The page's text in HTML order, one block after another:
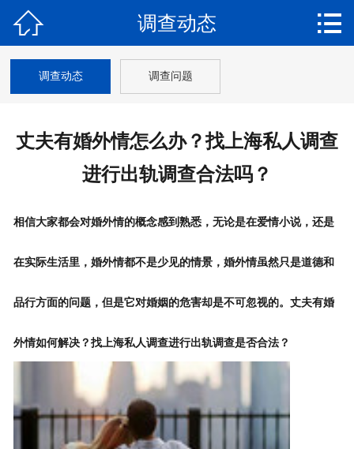
调查新闻
调查案例
调查保密
调查流程
调查收费
联系我们
 调查动态 
调查动态 调查问题
丈夫有婚外情怎么办？找上海私人调查
进行出轨调查合法吗？
相信大家都会对婚外情的概念感到熟悉，无论是在爱情小说，还是
在实际生活里，婚外情都不是少见的情景，婚外情虽然只是道德和
品行方面的问题，但是它对婚姻的危害却是不可忽视的。丈夫有婚
外情如何解决？找上海私人调查进行出轨调查是否合法？